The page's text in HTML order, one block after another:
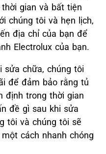
gian và bất tiện
chúng tôi và hẹn lịch,
địa chỉ của bạn để
Electrolux của bạn.
sửa chữa, chúng tôi
để đảm bảo rằng tủ
định trong thời gian
đề gì sau khi sửa
tôi và chúng tôi sẽ
cách nhanh chóng